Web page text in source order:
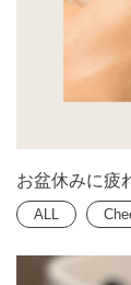
お盆休みに疲
ALL